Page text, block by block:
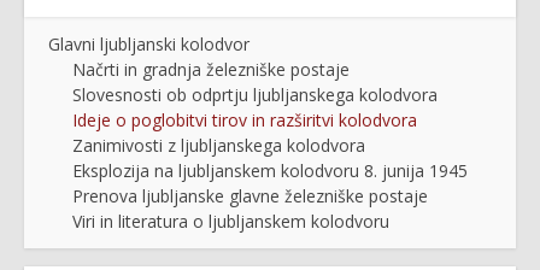
Glavni ljubljanski kolodvor
Načrti in gradnja železniške postaje
Slovesnosti ob odprtju ljubljanskega kolodvora
Ideje o poglobitvi tirov in razširitvi kolodvora
Zanimivosti z ljubljanskega kolodvora
Eksplozija na ljubljanskem kolodvoru 8. junija 1945
Prenova ljubljanske glavne železniške postaje
Viri in literatura o ljubljanskem kolodvoru